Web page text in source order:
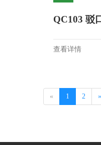
QC103 驳
查看详情
« 1 2 »